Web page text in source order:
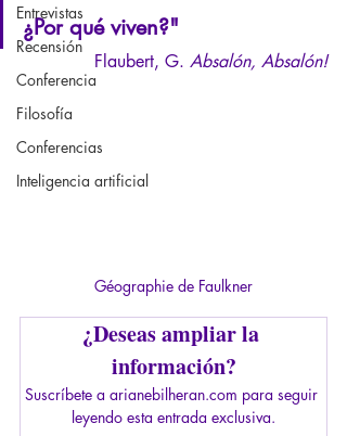
Entrevistas
Recensión
Conferencia
Filosofía
Conferencias
Inteligencia artificial
¿Por qué viven?"
Flaubert, G. Absalón, Absalón!
Géographie de Faulkner
¿Deseas ampliar la
información?
Suscríbete a arianebilheran.com para seguir
leyendo esta entrada exclusiva.